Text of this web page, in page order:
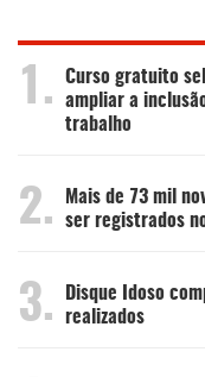
1.
Curso gratuito
ampliar a
trabalho
2.
Mais de 73 mil
ser registrados
3.
Disque Idoso
realizados